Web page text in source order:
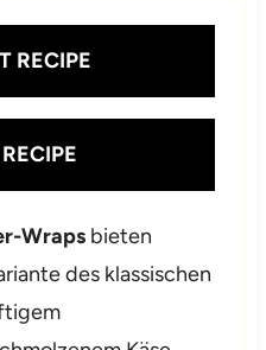
s
s
s
RECIPE
Wraps bieten
des klassischen